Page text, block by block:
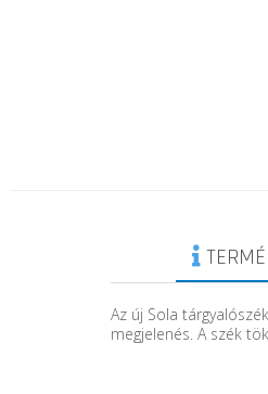
Az új Sola
megjelenés. A szék